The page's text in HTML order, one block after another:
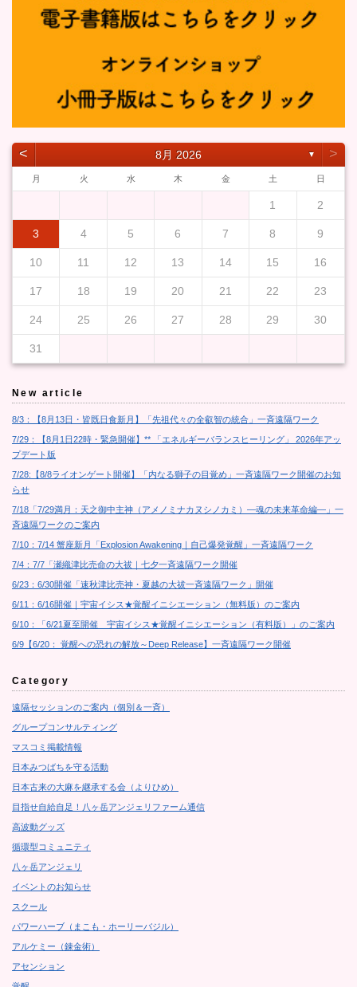
˂ 8月 2026 ▼ ˃
月 火 水 木 金 土 日
1 2
3 4 5 6 7 8 9
10 11 12 13 14 15 16
17 18 19 20 21 22 23
24 25 26 27 28 29 30
31
New article
8/3：【8月13日・皆既日食新月】「先祖代々の全叡智の統合」一斉遠隔ワーク
7/29：【8月1日22時・緊急開催】** 「エネルギーバランスヒーリング」 2026年アッ
プデート版
7/28:【8/8ライオンゲート開催】「内なる獅子の目覚め」一斉遠隔ワーク開催のお知
らせ
7/18「7/29満月：天之御中主神（アメノミナカヌシノカミ）―魂の未来革命編―」一
斉遠隔ワークのご案内
7/10：7/14 蟹座新月「Explosion Awakening｜自己爆発覚醒」一斉遠隔ワーク
7/4：7/7「瀬織津比売命の大祓｜七夕一斉遠隔ワーク開催
6/23：6/30開催「速秋津比売神・夏越の大祓一斉遠隔ワーク」開催
6/11：6/16開催｜宇宙イシス★覚醒イニシエーション（無料版）のご案内
6/10：「6/21夏至開催 宇宙イシス★覚醒イニシエーション（有料版）」のご案内
6/9【6/20： 覚醒への恐れの解放～Deep Release】一斉遠隔ワーク開催
Category
遠隔セッションのご案内（個別＆一斉）
グループコンサルティング
マスコミ掲載情報
日本みつばちを守る活動
日本古来の大麻を継承する会（よりひめ）
目指せ自給自足！八ヶ岳アンジェリファーム通信
高波動グッズ
循環型コミュニティ
八ヶ岳アンジェリ
イベントのお知らせ
スクール
パワーハーブ（まこも・ホーリーバジル）
アルケミー（錬金術）
アセンション